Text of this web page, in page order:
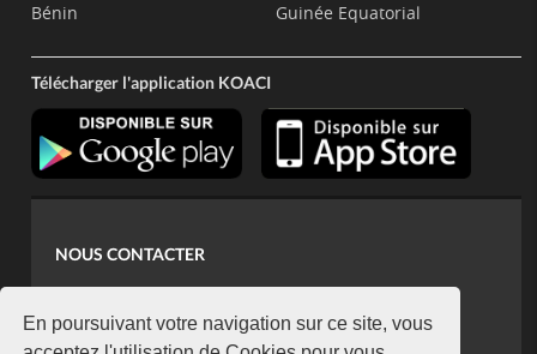
En poursuivant votre navigation sur ce site, vous
Bénin
Guinée Equatorial
Télécharger l'application KOACI
NOUS CONTACTER
koaci@yahoo.fr